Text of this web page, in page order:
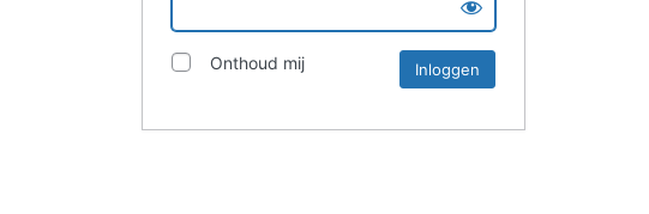
Onthoud mij